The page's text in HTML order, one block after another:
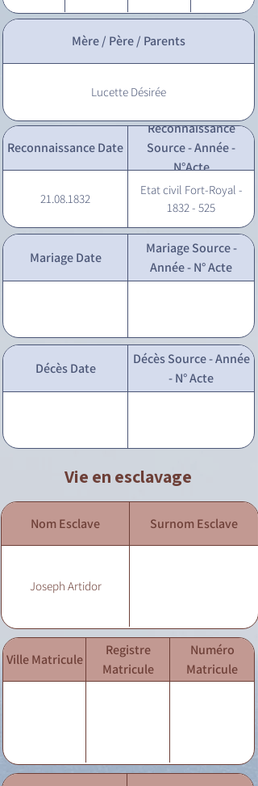
Mère / Père / Parents
Lucette Désirée
Reconnaissance Date
Reconnaissance
Source - Année -
N°Acte
21.08.1832
Etat civil Fort-Royal -
1832 - 525
Mariage Date
Mariage Source -
Année - N° Acte
Décès Date
Décès Source - Année
- N° Acte
Vie en esclavage
Nom Esclave Surnom Esclave
Joseph Artidor
Ville Matricule
Registre
Matricule
Numéro
Matricule